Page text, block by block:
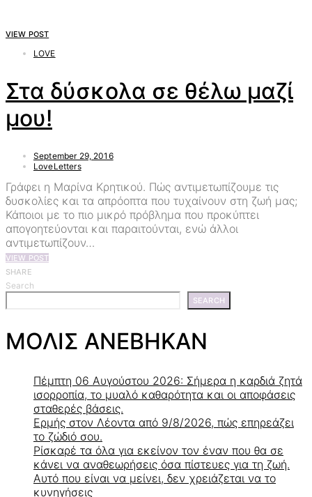
VIEW POST
LOVE
Στα δύσκολα σε θέλω μαζί
μου!
September 29, 2016
LoveLetters
Γράφει η Μαρίνα Κρητικού. Πώς αντιμετωπίζουμε τις
δυσκολίες και τα απρόοπτα που τυχαίνουν στη ζωή μας;
Κάποιοι με το πιο μικρό πρόβλημα που προκύπτει
απογοητεύονται και παραιτούνται, ενώ άλλοι
αντιμετωπίζουν…
VIEW POST
SHARE
Search
SEARCH
ΜΟΛΙΣ ΑΝΕΒΗΚΑΝ
Πέμπτη 06 Αυγούστου 2026: Σήμερα η καρδιά ζητά
ισορροπία, το μυαλό καθαρότητα και οι αποφάσεις
σταθερές βάσεις.
Ερμής στον Λέοντα από 9/8/2026, πώς επηρεάζει
το ζώδιό σου.
Ρίσκαρέ τα όλα για εκείνον τον έναν που θα σε
κάνει να αναθεωρήσεις όσα πίστευες για τη ζωή.
Αυτό που είναι να μείνει, δεν χρειάζεται να το
κυνηγήσεις